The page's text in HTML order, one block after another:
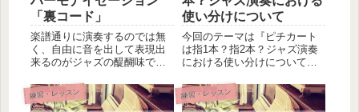
「裏コード」
楽譜通りに演奏するのでは無
く、自由に音を出して表現出
来るのがジャズの醍醐味で
ビバップを始めとするアドリ
ブジャズには「決まったコー
使い分けについて
今回のテーマは『ピチカート
は指1本？指2本？ジャズ演奏
における使い分けについて』
シストがボンボンと軽快なリ
ズムを奏でるのに使われるピ
練習・レッスン 練習・レッスン